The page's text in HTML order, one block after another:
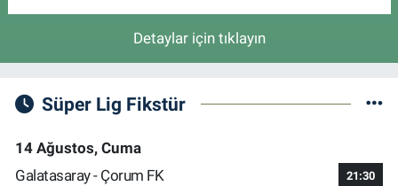
Detaylar için tıklayın
Süper Lig Fikstür
14 Ağustos, Cuma
Galatasaray - Çorum FK
21:30